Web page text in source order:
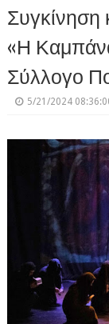
Συγκίνηση
«Η
Σύλλογο
5/21/2024